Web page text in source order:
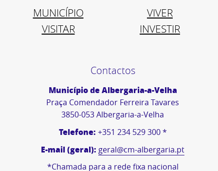
MUNICÍPIO
VIVER
VISITAR
INVESTIR
Contactos
Município de Albergaria-a-Velha
Praça Comendador Ferreira Tavares
3850-053 Albergaria-a-Velha
Telefone: +351 234 529 300 *
E-mail (geral): geral@cm-albergaria.pt
*Chamada para a rede fixa nacional